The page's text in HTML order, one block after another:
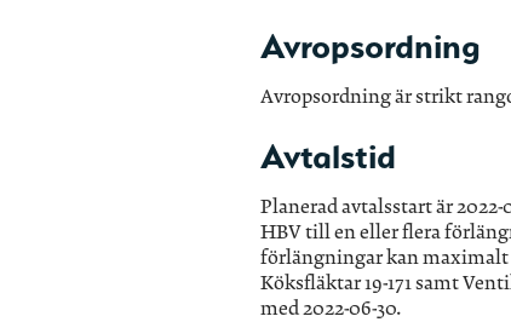
Avropsordning
Avropsordning är strikt
Avtalstid
Planerad avtalsstart är
HBV till en eller flera
förlängningar kan maximalt
Köksfläktar 19-171 samt
med 2022-06-30.